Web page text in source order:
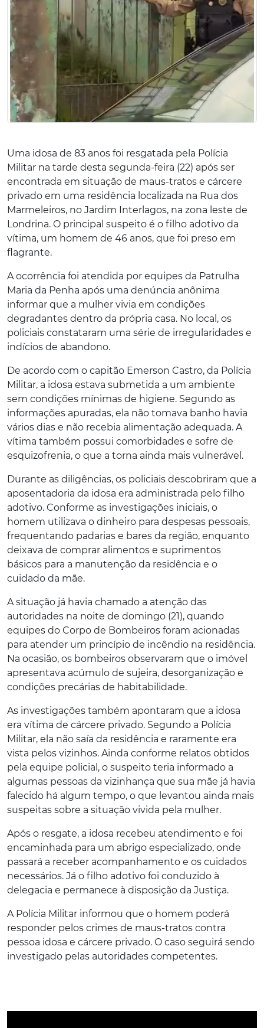
Uma idosa de 83 anos foi resgatada pela Polícia
Militar na tarde desta segunda-feira (22) após ser
encontrada em situação de maus-tratos e cárcere
privado em uma residência localizada na Rua dos
Marmeleiros, no Jardim Interlagos, na zona leste de
Londrina. O principal suspeito é o filho adotivo da
vítima, um homem de 46 anos, que foi preso em
flagrante.
A ocorrência foi atendida por equipes da Patrulha
Maria da Penha após uma denúncia anônima
informar que a mulher vivia em condições
degradantes dentro da própria casa. No local, os
policiais constataram uma série de irregularidades e
indícios de abandono.
De acordo com o capitão Emerson Castro, da Polícia
Militar, a idosa estava submetida a um ambiente
sem condições mínimas de higiene. Segundo as
informações apuradas, ela não tomava banho havia
vários dias e não recebia alimentação adequada. A
vítima também possui comorbidades e sofre de
esquizofrenia, o que a torna ainda mais vulnerável.
Durante as diligências, os policiais descobriram que a
aposentadoria da idosa era administrada pelo filho
adotivo. Conforme as investigações iniciais, o
homem utilizava o dinheiro para despesas pessoais,
frequentando padarias e bares da região, enquanto
deixava de comprar alimentos e suprimentos
básicos para a manutenção da residência e o
cuidado da mãe.
A situação já havia chamado a atenção das
autoridades na noite de domingo (21), quando
equipes do Corpo de Bombeiros foram acionadas
para atender um princípio de incêndio na residência.
Na ocasião, os bombeiros observaram que o imóvel
apresentava acúmulo de sujeira, desorganização e
condições precárias de habitabilidade.
As investigações também apontaram que a idosa
era vítima de cárcere privado. Segundo a Polícia
Militar, ela não saía da residência e raramente era
vista pelos vizinhos. Ainda conforme relatos obtidos
pela equipe policial, o suspeito teria informado a
algumas pessoas da vizinhança que sua mãe já havia
falecido há algum tempo, o que levantou ainda mais
suspeitas sobre a situação vivida pela mulher.
Após o resgate, a idosa recebeu atendimento e foi
encaminhada para um abrigo especializado, onde
passará a receber acompanhamento e os cuidados
necessários. Já o filho adotivo foi conduzido à
delegacia e permanece à disposição da Justiça.
A Polícia Militar informou que o homem poderá
responder pelos crimes de maus-tratos contra
pessoa idosa e cárcere privado. O caso seguirá sendo
investigado pelas autoridades competentes.